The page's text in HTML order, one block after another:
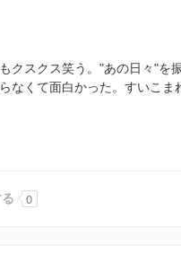
クスクス笑う。"あの日々"を
なくて面白かった。すいこま
0